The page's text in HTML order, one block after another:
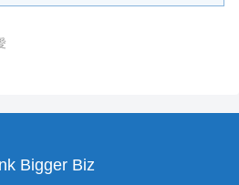
Bigger Biz